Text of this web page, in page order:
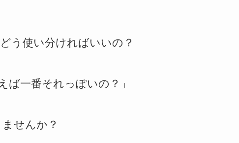
う使い分ければいいの？
ば一番それっぽいの？」
せんか？